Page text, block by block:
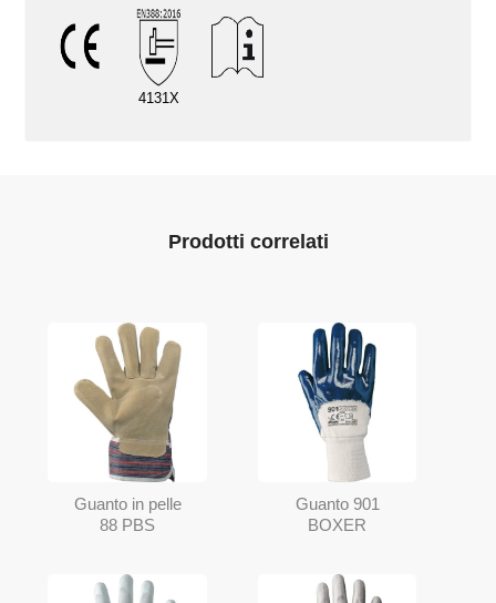
4131X
Prodotti correlati
Guanto in pelle
88 PBS
Guanto 901
BOXER